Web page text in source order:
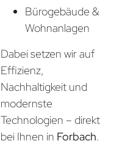
Bürogebäude &
Wohnanlagen
Dabei setzen wir auf
Effizienz,
Nachhaltigkeit und
modernste
Technologien – direkt
bei Ihnen in Forbach.